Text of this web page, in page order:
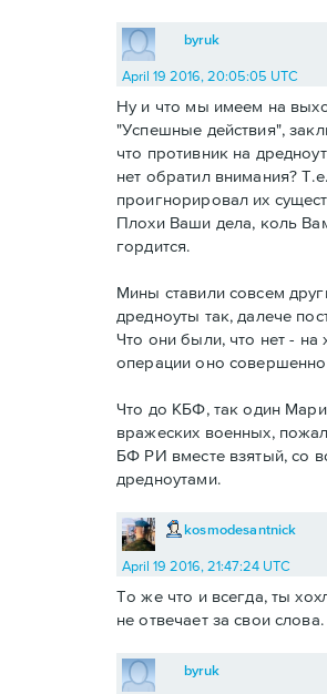
byruk
April 19 2016, 20:05:05 UTC
Ну и что мы имеем на
"Успешные действия",
что противник на
нет обратил внимания?
проигнорировал их
Плохи Ваши дела, коль
гордится.
Мины ставили совсем
дредноуты так, далече
Что они были, что нет - на
операции оно совершенно
Что до КБФ, так один
вражеских военных,
БФ РИ вместе взятый, со
дредноутами.
kosmodesantnick
April 19 2016, 21:47:24 UTC
То же что и всегда, ты
не отвечает за свои слова.
byruk